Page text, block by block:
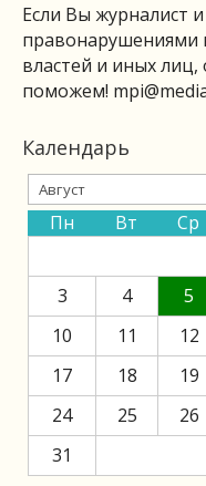
Если Вы журналист
правонарушениями
властей и иных
поможем!
Календарь
Пн Вт Ср
3
4 5
10
11 12
17
18 19
24
25 26
31